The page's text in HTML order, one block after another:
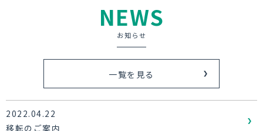
NEWS
お知らせ
一覧を見る
2022.04.22
移転のご案内